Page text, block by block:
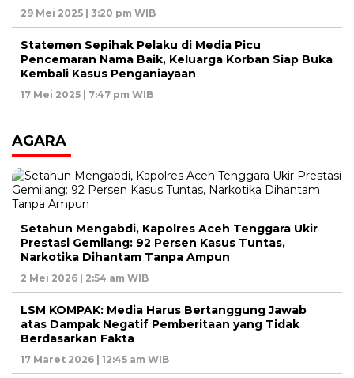
29 Mei 2025 | 3:20 pm WIB
Statemen Sepihak Pelaku di Media Picu
Pencemaran Nama Baik, Keluarga Korban Siap Buka
Kembali Kasus Penganiayaan
17 Mei 2025 | 7:47 pm WIB
AGARA
Setahun Mengabdi, Kapolres Aceh Tenggara Ukir
Prestasi Gemilang: 92 Persen Kasus Tuntas,
Narkotika Dihantam Tanpa Ampun
2 Mei 2026 | 2:54 am WIB
LSM KOMPAK: Media Harus Bertanggung Jawab
atas Dampak Negatif Pemberitaan yang Tidak
Berdasarkan Fakta
17 Maret 2026 | 12:45 am WIB